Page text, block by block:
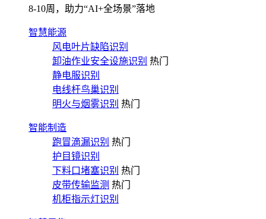
8-10周，助力“AI+全场景”落地
智慧能源
风电叶片缺陷识别
卸油作业安全设施识别 热门
静电服识别
电线杆鸟巢识别
明火与烟雾识别 热门
智能制造
跑冒滴漏识别 热门
护目镜识别
下料口堵塞识别 热门
皮带传输监测 热门
机柜指示灯识别